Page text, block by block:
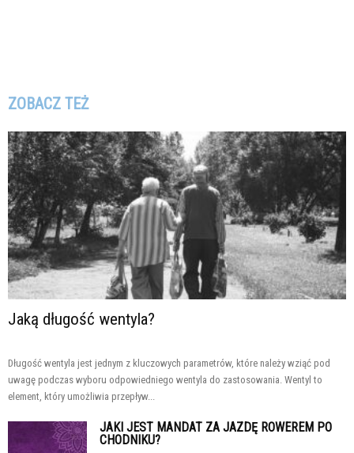
ZOBACZ TEŻ
Jaką długość wentyla?
Długość wentyla jest jednym z kluczowych parametrów, które należy wziąć pod
uwagę podczas wyboru odpowiedniego wentyla do zastosowania. Wentyl to
element, który umożliwia przepływ...
JAKI JEST MANDAT ZA JAZDĘ ROWEREM PO
CHODNIKU?